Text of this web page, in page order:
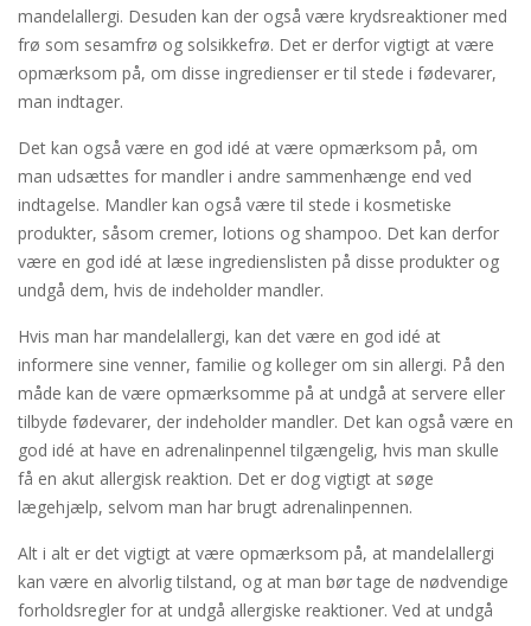
mandelallergi. Desuden kan der også være krydsreaktioner med
frø som sesamfrø og solsikkefrø. Det er derfor vigtigt at være
opmærksom på, om disse ingredienser er til stede i fødevarer,
man indtager.
Det kan også være en god idé at være opmærksom på, om
man udsættes for mandler i andre sammenhænge end ved
indtagelse. Mandler kan også være til stede i kosmetiske
produkter, såsom cremer, lotions og shampoo. Det kan derfor
være en god idé at læse ingredienslisten på disse produkter og
undgå dem, hvis de indeholder mandler.
Hvis man har mandelallergi, kan det være en god idé at
informere sine venner, familie og kolleger om sin allergi. På den
måde kan de være opmærksomme på at undgå at servere eller
tilbyde fødevarer, der indeholder mandler. Det kan også være en
god idé at have en adrenalinpennel tilgængelig, hvis man skulle
få en akut allergisk reaktion. Det er dog vigtigt at søge
lægehjælp, selvom man har brugt adrenalinpennen.
Alt i alt er det vigtigt at være opmærksom på, at mandelallergi
kan være en alvorlig tilstand, og at man bør tage de nødvendige
forholdsregler for at undgå allergiske reaktioner. Ved at undgå